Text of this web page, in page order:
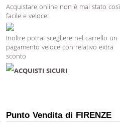
Acquistare online non è mai stato così
facile e veloce:
Inoltre potrai scegliere nel carrello un
pagamento veloce con relativo extra
sconto
ACQUISTI SICURI
Punto Vendita di FIRENZE